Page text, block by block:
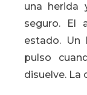
una herida
seguro. El
estado. Un
pulso
disuelve. La